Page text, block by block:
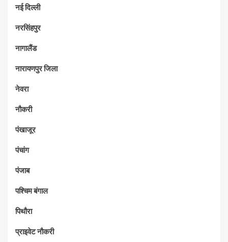
नई दिल्ली
नरसिंहपुर
नागालैंड
नारायणपुर जिला
नेवरा
नौकरी
पंखाजूर
पंचांग
पंजाब
पश्चिम बंगाल
पिथौरा
प्राइवेट नौकरी